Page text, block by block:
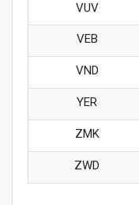
VUV
VEB
VND
YER
ZMK
ZWD